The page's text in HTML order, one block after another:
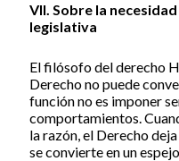
VII. Sobre la
legislativa
El filósofo del derecho
Derecho no puede
función no es imponer
comportamientos.
la razón, el Derecho
se convierte en un